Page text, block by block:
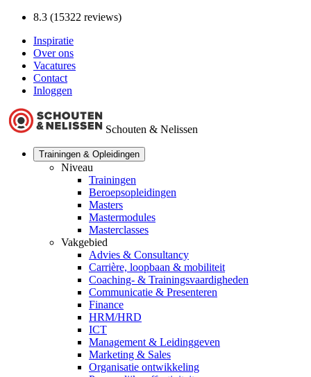
8.3 (15322 reviews)
Inspiratie
Over ons
Vacatures
Contact
Inloggen
Schouten & Nelissen
Trainingen & Opleidingen
Niveau
Trainingen
Beroepsopleidingen
Masters
Mastermodules
Masterclasses
Vakgebied
Advies & Consultancy
Carrière, loopbaan & mobiliteit
Coaching- & Trainingsvaardigheden
Communicatie & Presenteren
Finance
HRM/HRD
ICT
Management & Leidinggeven
Marketing & Sales
Organisatie ontwikkeling